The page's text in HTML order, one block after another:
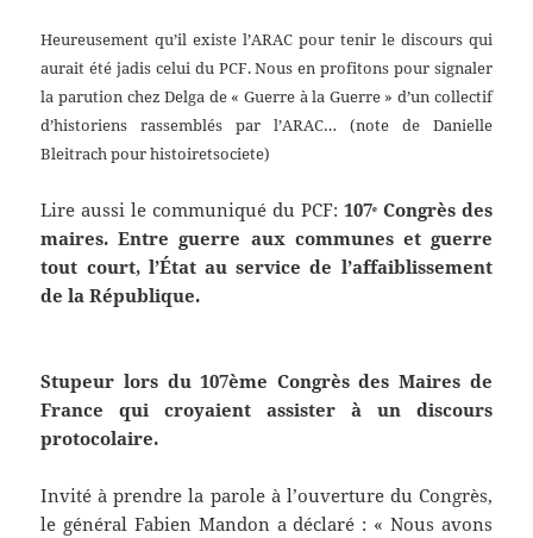
Heureusement qu’il existe l’ARAC pour tenir le discours qui
aurait été jadis celui du PCF. Nous en profitons pour signaler
la parution chez Delga de « Guerre à la Guerre » d’un collectif
d’historiens rassemblés par l’ARAC… (note de Danielle
Bleitrach pour histoiretsociete)
Lire aussi le communiqué du PCF: 107ᵉ Congrès des
maires. Entre guerre aux communes et guerre
tout court, l’État au service de l’affaiblissement
de la République.
Stupeur lors du 107ème Congrès des Maires de
France qui croyaient assister à un discours
protocolaire.
Invité à prendre la parole à l’ouverture du Congrès,
le général Fabien Mandon a déclaré : « Nous avons